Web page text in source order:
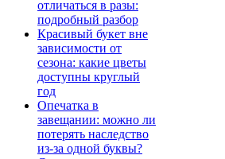
отличаться в разы:
подробный разбор
Красивый букет вне
зависимости от
сезона: какие цветы
доступны круглый
год
Опечатка в
завещании: можно ли
потерять наследство
из-за одной буквы?